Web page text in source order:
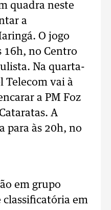
quadra neste
a
O jogo
16h, no Centro
Na quarta-
Telecom vai à
a PM Foz
A
para às 20h, no
em grupo
classificatória em